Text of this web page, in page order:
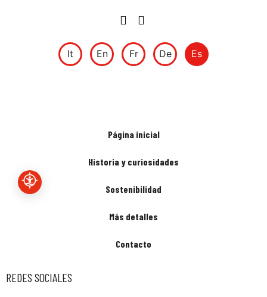
It En Fr De Es
Página inicial
Historia y curiosidades
Sostenibilidad
Más detalles
Contacto
REDES SOCIALES